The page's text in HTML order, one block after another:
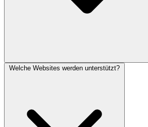
Welche Websites werden unterstützt?